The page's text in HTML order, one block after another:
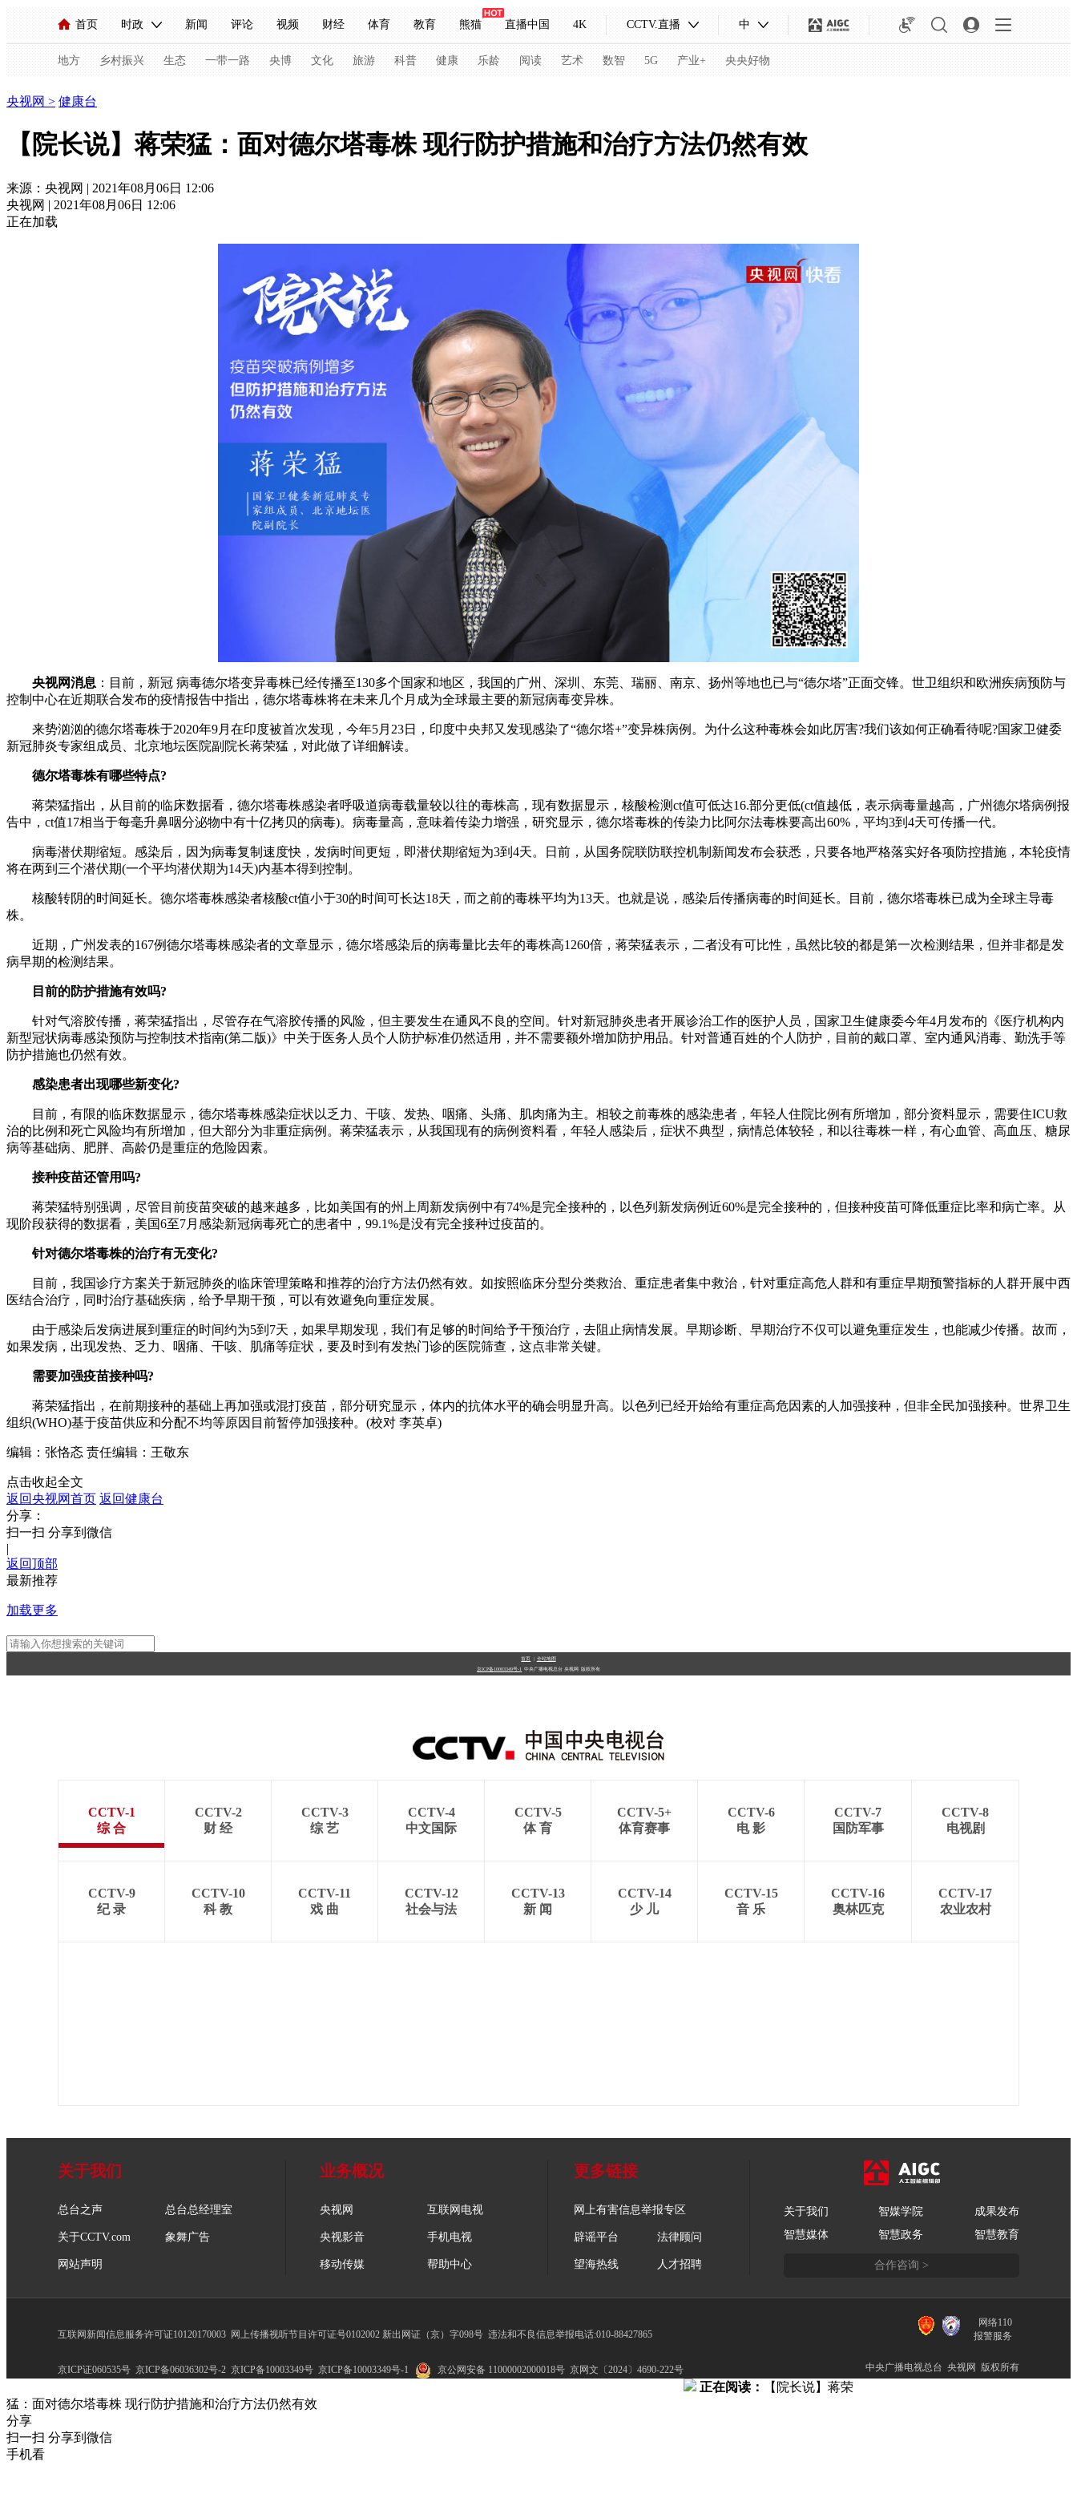
首页 时政 新闻 评论 视频 财经 体育 教育 熊猫 直播中国 4K CCTV.直播 中
人民领袖习近平 联播+ 中国领导人 央视快评 习式妙语 热解读 天天学习
直播 栏目大全 节目单 听音 微视频 主持人 下载央视影音
海外频道 iPanda English Монгол
地方 乡村振兴 生态 一带一路 央博 文化 旅游 科普 健康 乐龄 阅读 艺术 数智 5G 产业+ 央央好物
新闻 国内 国际
人民领袖习近平
蓝海中国 新兵请入列
2026年世界杯 2026年冬奥会 CBA NBA 中超 国际足球 网球 综合体育
生活体育大会 体育江湖 文化体育 冰雪道路 足球道路
生态环境 一带一路 央博 非遗 文化 旅游 健康 乐龄
大国保险 超级工厂 智敬中国 全民健康 颜选攻略
节目单 栏目 片库 热播榜 总台企业白名单
央视网 > 健康台
【院长说】蒋荣猛：面对德尔塔毒株 现行防护措施和治疗方法仍然有效
来源：央视网 | 2021年08月06日 12:06
央视网 | 2021年08月06日 12:06
正在加载
央视网消息 ：目前，新冠 病毒德尔塔变异毒株已经传播至130多个国家和地区，我国的广州、深圳、东莞、瑞丽、南京、扬州等地也已与“德尔塔”正面交锋。世卫组织和欧洲疾病预防与
控制中心在近期联合发布的疫情报告中指出，德尔塔毒株将在未来几个月成为全球最主要的新冠病毒变异株。
来势汹汹的德尔塔毒株于2020年9月在印度被首次发现，今年5月23日，印度中央邦又发现感染了“德尔塔+”变异株病例。为什么这种毒株会如此厉害?我们该如何正确看待呢?国家卫健委
新冠肺炎专家组成员、北京地坛医院副院长蒋荣猛，对此做了详细解读。
德尔塔毒株有哪些特点?
蒋荣猛指出，从目前的临床数据看，德尔塔毒株感染者呼吸道病毒载量较以往的毒株高，现有数据显示，核酸检测ct值可低达16.部分更低(ct值越低，表示病毒量越高，广州德尔塔病例报
告中，ct值17相当于每毫升鼻咽分泌物中有十亿拷贝的病毒)。病毒量高，意味着传染力增强，研究显示，德尔塔毒株的传染力比阿尔法毒株要高出60%，平均3到4天可传播一代。
病毒潜伏期缩短。感染后，因为病毒复制速度快，发病时间更短，即潜伏期缩短为3到4天。日前，从国务院联防联控机制新闻发布会获悉，只要各地严格落实好各项防控措施，本轮疫情
将在两到三个潜伏期(一个平均潜伏期为14天)内基本得到控制。
核酸转阴的时间延长。德尔塔毒株感染者核酸ct值小于30的时间可长达18天，而之前的毒株平均为13天。也就是说，感染后传播病毒的时间延长。目前，德尔塔毒株已成为全球主导毒
株。
近期，广州发表的167例德尔塔毒株感染者的文章显示，德尔塔感染后的病毒量比去年的毒株高1260倍，蒋荣猛表示，二者没有可比性，虽然比较的都是第一次检测结果，但并非都是发
病早期的检测结果。
目前的防护措施有效吗?
针对气溶胶传播，蒋荣猛指出，尽管存在气溶胶传播的风险，但主要发生在通风不良的空间。针对新冠肺炎患者开展诊治工作的医护人员，国家卫生健康委今年4月发布的《医疗机构内
新型冠状病毒感染预防与控制技术指南(第二版)》中关于医务人员个人防护标准仍然适用，并不需要额外增加防护用品。针对普通百姓的个人防护，目前的戴口罩、室内通风消毒、勤洗手等
防护措施也仍然有效。
感染患者出现哪些新变化?
目前，有限的临床数据显示，德尔塔毒株感染症状以乏力、干咳、发热、咽痛、头痛、肌肉痛为主。相较之前毒株的感染患者，年轻人住院比例有所增加，部分资料显示，需要住ICU救
治的比例和死亡风险均有所增加，但大部分为非重症病例。蒋荣猛表示，从我国现有的病例资料看，年轻人感染后，症状不典型，病情总体较轻，和以往毒株一样，有心血管、高血压、糖尿
病等基础病、肥胖、高龄仍是重症的危险因素。
接种疫苗还管用吗?
蒋荣猛特别强调，尽管目前疫苗突破的越来越多，比如美国有的州上周新发病例中有74%是完全接种的，以色列新发病例近60%是完全接种的，但接种疫苗可降低重症比率和病亡率。从
现阶段获得的数据看，美国6至7月感染新冠病毒死亡的患者中，99.1%是没有完全接种过疫苗的。
针对德尔塔毒株的治疗有无变化?
目前，我国诊疗方案关于新冠肺炎的临床管理策略和推荐的治疗方法仍然有效。如按照临床分型分类救治、重症患者集中救治，针对重症高危人群和有重症早期预警指标的人群开展中西
医结合治疗，同时治疗基础疾病，给予早期干预，可以有效避免向重症发展。
由于感染后发病进展到重症的时间约为5到7天，如果早期发现，我们有足够的时间给予干预治疗，去阻止病情发展。早期诊断、早期治疗不仅可以避免重症发生，也能减少传播。故而，
如果发病，出现发热、乏力、咽痛、干咳、肌痛等症状，要及时到有发热门诊的医院筛查，这点非常关键。
需要加强疫苗接种吗?
蒋荣猛指出，在前期接种的基础上再加强或混打疫苗，部分研究显示，体内的抗体水平的确会明显升高。以色列已经开始给有重症高危因素的人加强接种，但非全民加强接种。世界卫生
组织(WHO)基于疫苗供应和分配不均等原因目前暂停加强接种。(校对 李英卓)
编辑：张恪忞 责任编辑：王敬东
点击收起全文
返回央视网首页 返回健康台
分享：
扫一扫 分享到微信
|
返回顶部
最新推荐
加载更多
首页 全站地图
京ICP备10003349号-1 中央广播电视总台 央视网 版权所有
CCTV-1
综 合
CCTV-2
财 经
CCTV-3
综 艺
CCTV-4
中文国际
CCTV-5
体 育
CCTV-5+
体育赛事
CCTV-6
电 影
CCTV-7
国防军事
CCTV-8
电视剧
CCTV-9
纪 录
CCTV-10
科 教
CCTV-11
戏 曲
CCTV-12
社会与法
CCTV-13
新 闻
CCTV-14
少 儿
CCTV-15
音 乐
CCTV-16
奥林匹克
CCTV-17
农业农村
关于我们
总台之声 总台总经理室
关于CCTV.com 象舞广告
网站声明
业务概况
央视网 互联网电视
央视影音 手机电视
移动传媒 帮助中心
更多链接
网上有害信息举报专区
辟谣平台 法律顾问
望海热线 人才招聘
关于我们 智媒学院
成果发布
智慧媒体
智慧政务 智慧教育
合作咨询 >
互联网新闻信息服务许可证10120170003 网上传播视听节目许可证号0102002 新出网证（京）字098号 违法和不良信息举报电话:010-88427865
京ICP证060535号 京ICP备06036302号-2 京ICP备10003349号 京ICP备10003349号-1 京公网安备 11000002000018号 京网文〔2024〕4690-222号
网络110
报警服务
中央广播电视总台 央视网 版权所有
正在阅读：
【院长说】蒋荣
猛：面对德尔塔毒株 现行防护措施和治疗方法仍然有效
分享
扫一扫 分享到微信
手机看